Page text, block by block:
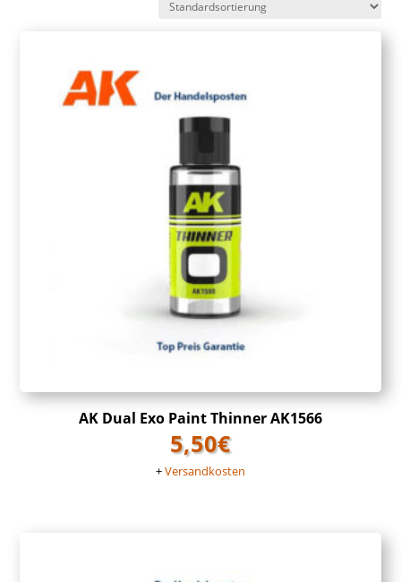
AK Dual Exo Paint Thinner AK1566
5,50€
+Versandkosten